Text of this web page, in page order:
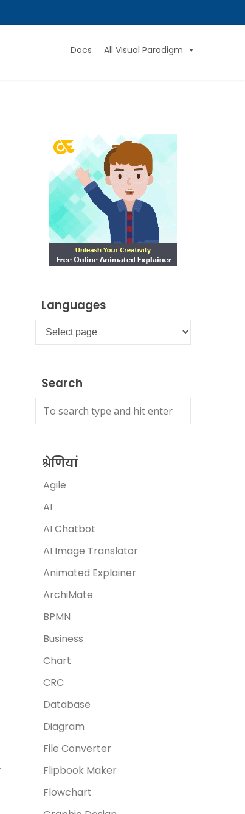
Docs All Visual Paradigm
Languages
Languages
Search
श्रेणियां
Agile
AI
AI Chatbot
AI Image Translator
Animated Explainer
ArchiMate
BPMN
Business
Chart
CRC
Database
Diagram
File Converter
Flipbook Maker
Flowchart